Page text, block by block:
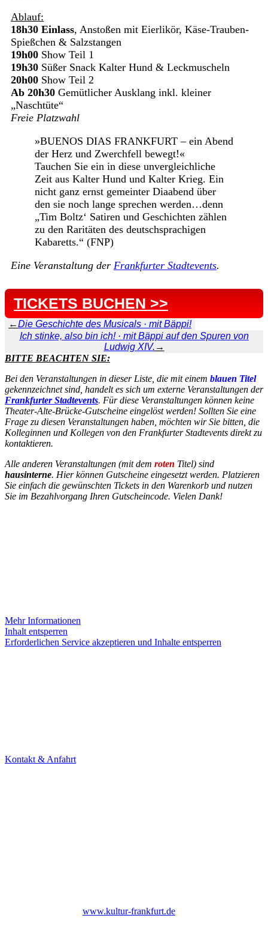
Ablauf:
18h30 Einlass, Anstoßen mit Eierlikör, Käse-Trauben-
Spießchen & Salzstangen
19h00 Show Teil 1
19h30 Süßer Snack Kalter Hund & Leckmuscheln
20h00 Show Teil 2
Ab 20h30 Gemütlicher Ausklang inkl. kleiner
„Naschtüte“
Freie Platzwahl
»BUENOS DIAS FRANKFURT – ein Abend
der Herz und Zwerchfell bewegt!«
Tauchen Sie ein in diese unvergleichliche
Zeit aus Kalter Hund und Kalter Krieg. Ein
nicht ganz ernst gemeinter Diaabend über
den sie noch lange sprechen werden…denn
„Tim Boltz‘ Satiren und Geschichten zählen
zu den Raritäten des deutschsprachigen
Kabaretts.“ (FNP)
Eine Veranstaltung der Frankfurter Stadtevents.
TICKETS BUCHEN >>
←Die Geschichte des Musicals · mit Bäppi!
Ich stinke, also bin ich! · mit Bäppi auf den Spuren von
Ludwig XIV. →
BITTE BEACHTEN SIE:
Bei den Veranstaltungen in dieser Liste, die mit einem blauen Titel
gekennzeichnet sind, handelt es sich um externe Veranstaltungen der
Frankfurter Stadtevents. Für diese Veranstaltungen können keine
Theater-Alte-Brücke-Gutscheine eingelöst werden! Sollten Sie eine
Frage zu diesen Veranstaltungen haben, möchten wir Sie bitten, die
Kolleginnen und Kollegen von den Frankfurter Stadtevents direkt zu
kontaktieren.
Alle anderen Veranstaltungen (mit dem roten Titel) sind
hausinterne. Hier können Gutscheine eingesetzt werden. Platzieren
Sie einfach die gewünschten Tickets in den Warenkorb und nutzen
Sie im Bezahlvorgang Ihren Gutscheincode. Vielen Dank!
Mehr Informationen
Inhalt entsperren
Erforderlichen Service akzeptieren und Inhalte entsperren
Kontakt & Anfahrt
www.kultur-frankfurt.de